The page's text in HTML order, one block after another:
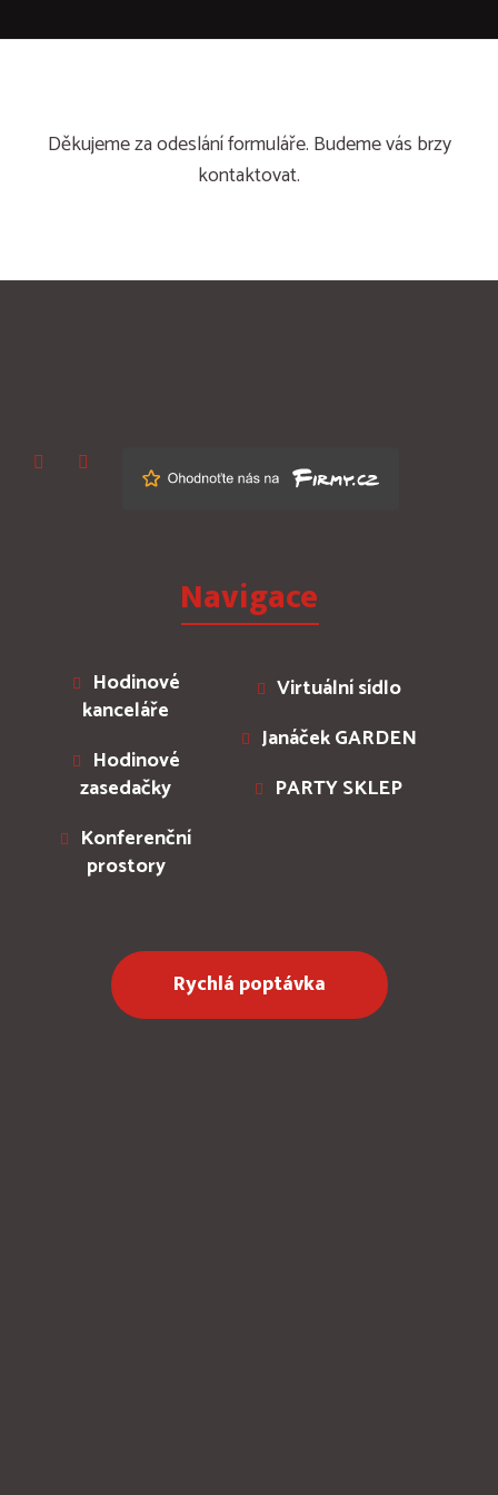
Děkujeme za odeslání formuláře. Budeme vás brzy
kontaktovat.
Navigace
Hodinové
kanceláře
Hodinové
zasedačky
Konferenční
prostory
Virtuální sídlo
Janáček GARDEN
PARTY SKLEP
Rychlá poptávka